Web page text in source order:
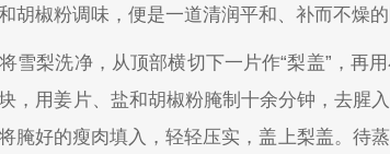
胡椒粉调味，便是一道清润平和、补而不燥的
雪梨洗净，从顶部横切下一片作“梨盖”，再
，用姜片、盐和胡椒粉腌制十余分钟，去腥
腌好的瘦肉填入，轻轻压实，盖上梨盖。待